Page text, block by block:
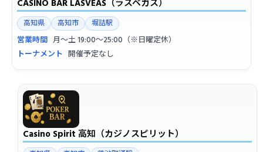
CASINO BAR LASVEAS（ラスベガス）
高知県 高知市 堀詰駅
営業時間 月〜土 19:00〜25:00（※日曜定休）
トーナメント 開催予定なし
Casino Spirit 高知（カジノスピリット）